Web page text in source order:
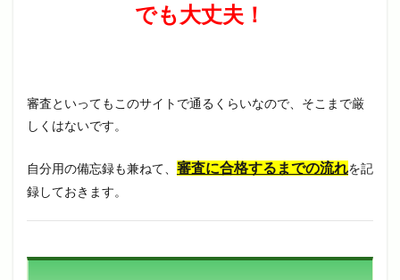
でも大丈夫！
審査といってもこのサイトで通るくらいなので、そこまで厳
しくはないです。
自分用の備忘録も兼ねて、 審査に合格するまでの流れを記
録しておきます。